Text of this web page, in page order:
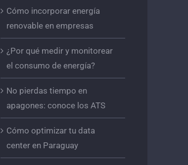
Cómo incorporar energía
renovable en empresas
¿Por qué medir y monitorear
el consumo de energía?
No pierdas tiempo en
apagones: conoce los ATS
Cómo optimizar tu data
center en Paraguay